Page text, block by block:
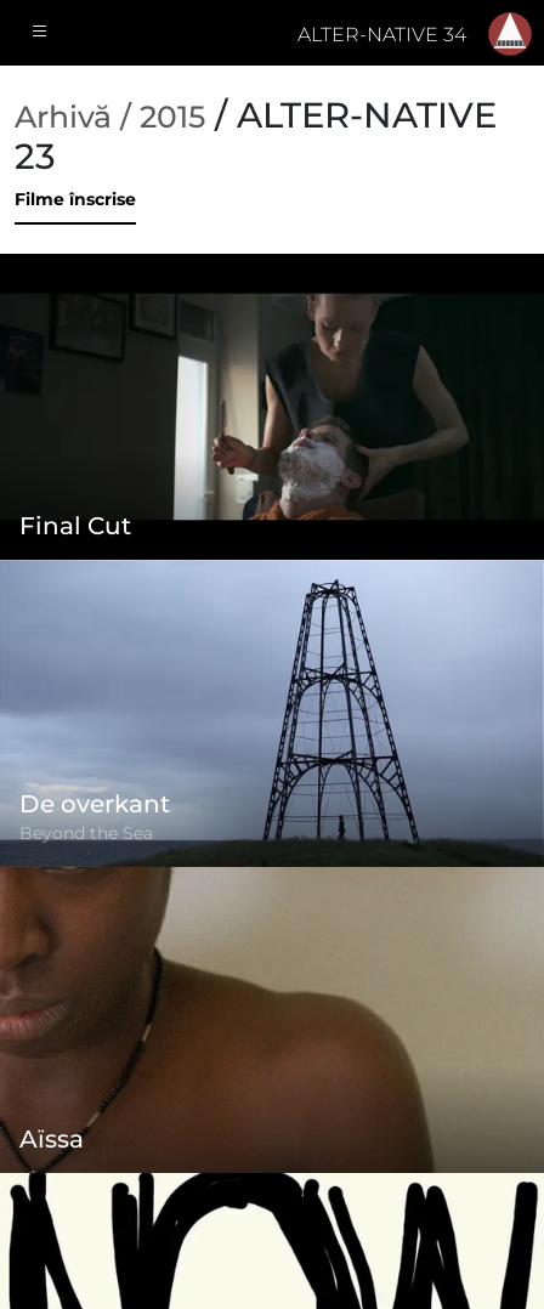
ALTER-NATIVE 34
Arhivă / 2015 / ALTER-NATIVE
23
Filme înscrise
Final Cut
De overkant
Beyond the Sea
Aïssa